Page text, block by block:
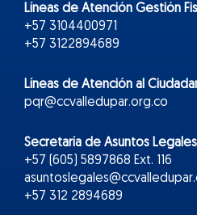
Líneas de Atención Gestión
+57 3104400971
+57 3122894689
Líneas de Atención al
pqr@ccvalledupar.org.co
Secretaría de Asuntos
+57 (605) 5897868 Ext. 116
+57 312 2894689